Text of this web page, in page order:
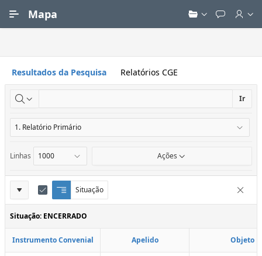
Mapa
Resultados da Pesquisa Relatórios CGE
Ir
Linhas Ações
Definições
do
Relatório
Situação
Q
u
e
b
a
E
d
i
t
r
Situação: ENCERRADO
Instrumento Convenial Apelido Objeto